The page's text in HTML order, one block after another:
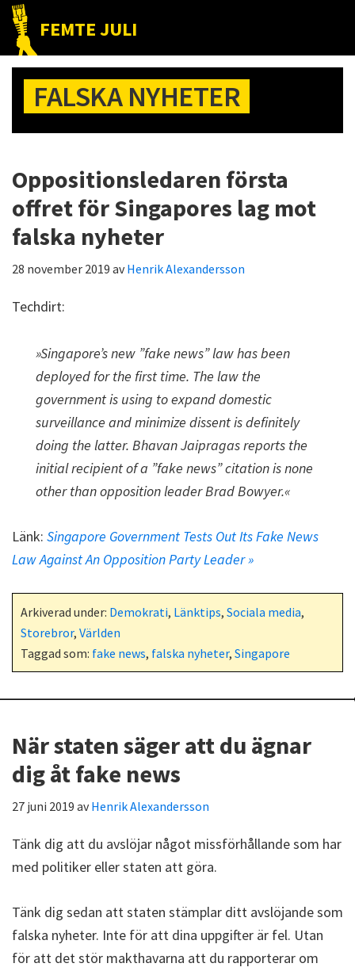
Hoppa
huvudnavigering
Hoppa
huvudinnehåll
Hoppa
det
primära
sidofältet
FEMTE JULI
Nätet
till
folket!FALSKA NYHETER
Oppositionsledaren första
offret för Singapores lag mot
falska nyheter
28 november 2019 avHenrik Alexandersson
Techdirt:
»Singapore’s new ”fake news” law has been
deployed for the first time. The law the
government is using to expand domestic
surveillance and minimize dissent is definitely
doing the latter. Bhavan Jaipragas reports the
initial recipient of a ”fake news” citation is none
other than opposition leader Brad Bowyer.«
Länk: Singapore Government Tests Out Its Fake News
Law Against An Opposition Party Leader »
Arkiverad under: Demokrati, Länktips, Sociala media,
Storebror, Världen
Taggad som: fake news, falska nyheter, Singapore
När staten säger att du ägnar
dig åt fake news
27 juni 2019 avHenrik Alexandersson
Tänk dig att du avslöjar något missförhållande som har
med politiker eller staten att göra.
Tänk dig sedan att staten stämplar ditt avslöjande som
falska nyheter. Inte för att dina uppgifter är fel. Utan
för att det stör makthavarna att du rapporterar om